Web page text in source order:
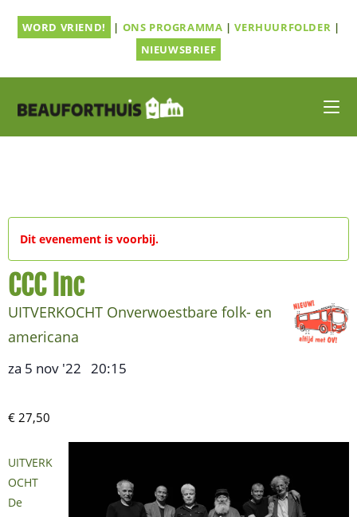
naarWORD VRIEND! | ONS PROGRAMMA |VERHUURFOLDER |
NIEUWSBRIEF
Dit evenement is voorbij.
CCC Inc
UITVERKOCHT Onverwoestbare folk- en
americana
za 5 nov '22 20:15
€ 27,50
UITVERK
OCHT
De